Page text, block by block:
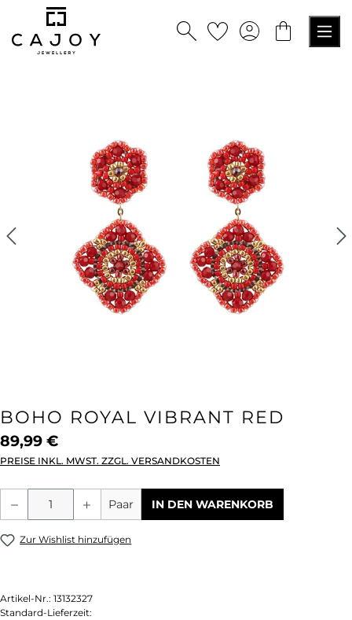
springen
BOHO ROYAL VIBRANT RED
89,99 €
PREISE INKL. MWST. ZZGL. VERSANDKOSTEN
Produkt Anzahl: Gib den gewünschten
Paar IN DEN WARENKORB
Zur Wishlist hinzufügen
Artikel-Nr.: 13132327
Standard-Lieferzeit: